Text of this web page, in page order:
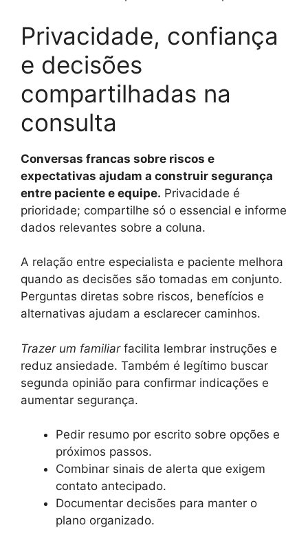
Privacidade, confiança
e decisões
compartilhadas na
consulta
Conversas francas sobre riscos e
expectativas ajudam a construir segurança
entre paciente e equipe. Privacidade é
prioridade; compartilhe só o essencial e informe
dados relevantes sobre a coluna.
A relação entre especialista e paciente melhora
quando as decisões são tomadas em conjunto.
Perguntas diretas sobre riscos, benefícios e
alternativas ajudam a esclarecer caminhos.
Trazer um familiarfacilita lembrar instruções e
reduz ansiedade. Também é legítimo buscar
segunda opinião para confirmar indicações e
aumentar segurança.
Pedir resumo por escrito sobre opções e
próximos passos.
Combinar sinais de alerta que exigem
contato antecipado.
Documentar decisões para manter o
plano organizado.